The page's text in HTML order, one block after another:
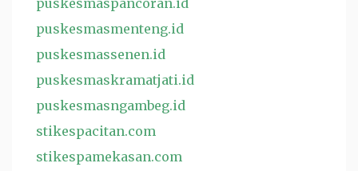
puskesmaspancoran.id
puskesmasmenteng.id
puskesmassenen.id
puskesmaskramatjati.id
puskesmasngambeg.id
stikespacitan.com
stikespamekasan.com